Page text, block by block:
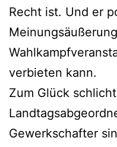
Recht ist. Und er
verbieten kann.
Zum Glück
Gewerkschafter